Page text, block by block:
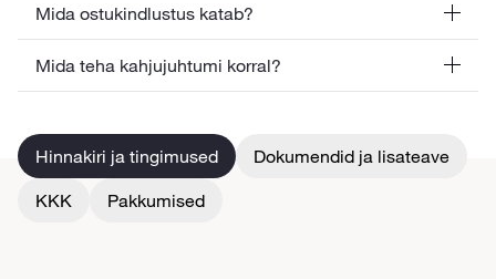
Mida ostukindlustus katab?
Mida teha kahjujuhtumi korral?
Hinnakiri ja tingimused
Dokumendid ja lisateave
KKK
Pakkumised